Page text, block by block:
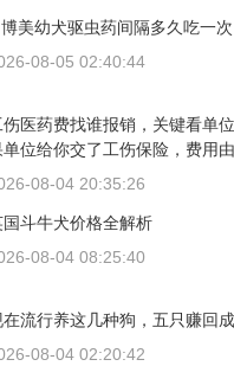
超过100公里，这不是老司机的
和气缸壁需要时间完成精细贴合
美幼犬驱虫药间隔多久吃一次
08-05 02:40:44
伤医药费找谁报销，关键看单
单位给你交了工伤保险，费用
；要是单位没参保，那就由单
推给医保，两边扯皮耽误治疗。
清楚。
08-04 20:35:26
国斗牛犬价格全解析
08-04 08:25:40
在流行养这几种狗，五只赚回
08-04 02:20:42